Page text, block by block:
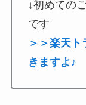
↓初めての
です
＞＞楽天
きますよ♪